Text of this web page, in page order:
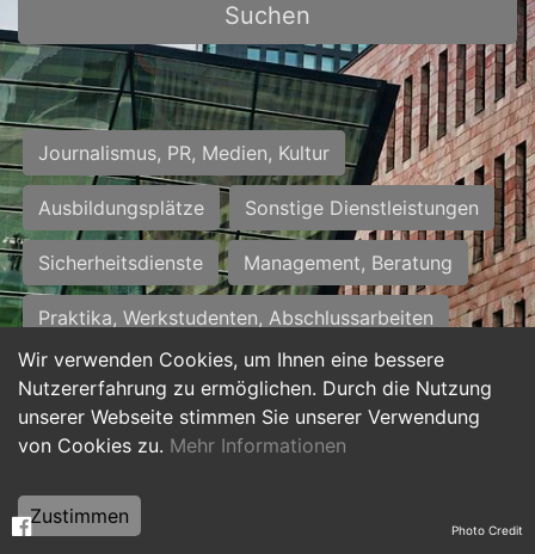
Wir verwenden Cookies, um Ihnen eine bessere
Nutzererfahrung zu ermöglichen. Durch die Nutzung
unserer Webseite stimmen Sie unserer Verwendung
von Cookies zu. Mehr Informationen
Zustimmen
Suchen
Journalismus, PR, Medien, Kultur
Ausbildungsplätze Sonstige Dienstleistungen
Sicherheitsdienste Management, Beratung
Praktika, Werkstudenten, Abschlussarbeiten
Personalwesen Assistenz, Sekretariat
Hilfskräfte, Aushilfs- und Nebenjobs
Weiterbildung, Studium, duale Ausbildung Photo Credit